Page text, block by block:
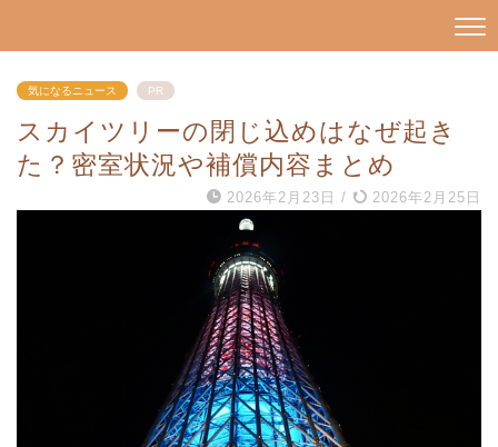
気になるニュース PR
スカイツリーの閉じ込めはなぜ起き
た？密室状況や補償内容まとめ
2026年2月23日 / 2026年2月25日